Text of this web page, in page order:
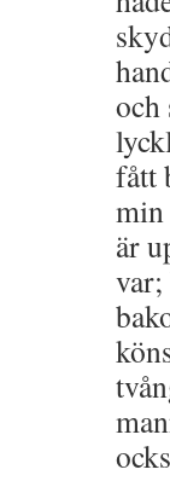
och
fått
min
är